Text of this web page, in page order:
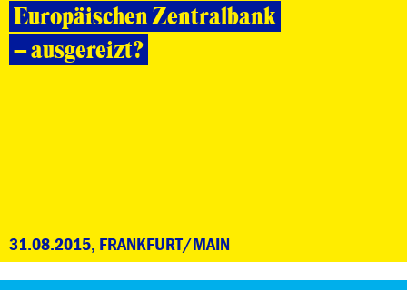
Europäischen Zentralbank
– ausgereizt?
31.08.2015, FRANKFURT/MAIN